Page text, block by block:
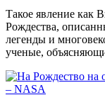
Такое явление как
Рождества,
легенды и
ученые,